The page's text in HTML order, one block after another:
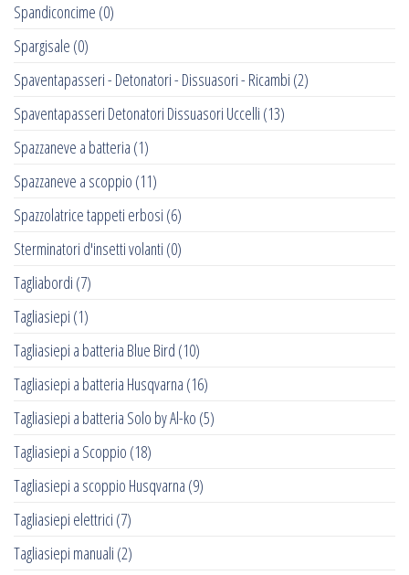
Spandiconcime (0)
Spargisale (0)
Spaventapasseri - Detonatori - Dissuasori - Ricambi (2)
Spaventapasseri Detonatori Dissuasori Uccelli (13)
Spazzaneve a batteria (1)
Spazzaneve a scoppio (11)
Spazzolatrice tappeti erbosi (6)
Sterminatori d'insetti volanti (0)
Tagliabordi (7)
Tagliasiepi (1)
Tagliasiepi a batteria Blue Bird (10)
Tagliasiepi a batteria Husqvarna (16)
Tagliasiepi a batteria Solo by Al-ko (5)
Tagliasiepi a Scoppio (18)
Tagliasiepi a scoppio Husqvarna (9)
Tagliasiepi elettrici (7)
Tagliasiepi manuali (2)